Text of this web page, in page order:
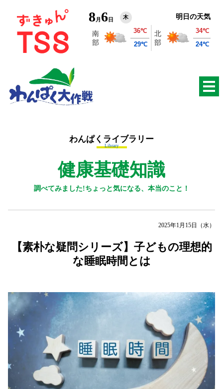
8 月 6日 木 明日の天気
わんぱくライブラリー
Library
健康基礎知識
調べてみました!ちょっと気になる、本当のこと！
2025年1月15日（水）
【素朴な疑問シリーズ】子どもの理想的
な睡眠時間とは